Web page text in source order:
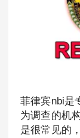
菲律宾nbi是
为调查的机
是很常见的